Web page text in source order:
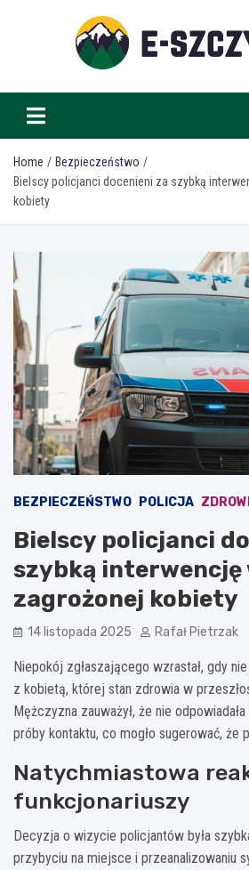
e-szczyrk.pl
Home
Bezpieczeństwo
Bielscy policjanci docenieni za szybką
kobiety
BEZPIECZEŃSTWO POLICJA
Bielscy policjanci
szybką interwencję
zagrożonej kobiety
14 listopada 2025 Rafał Pietrzak
Niepokój zgłaszającego wzrastał, gdy
z kobietą, której stan zdrowia w
Mężczyzna zauważył, że nie
próby kontaktu, co mogło sugerować, że
Natychmiastowa
funkcjonariuszy
Decyzja o wizycie policjantów była
przybyciu na miejsce i przeanalizowaniu